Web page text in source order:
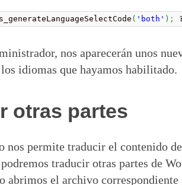
( 'both' ) ;
nos aparecerán unos
idiomas que hayamos habilitado.
otras partes
nos permite traducir el contenido
traducir otras partes de
abrimos el archivo